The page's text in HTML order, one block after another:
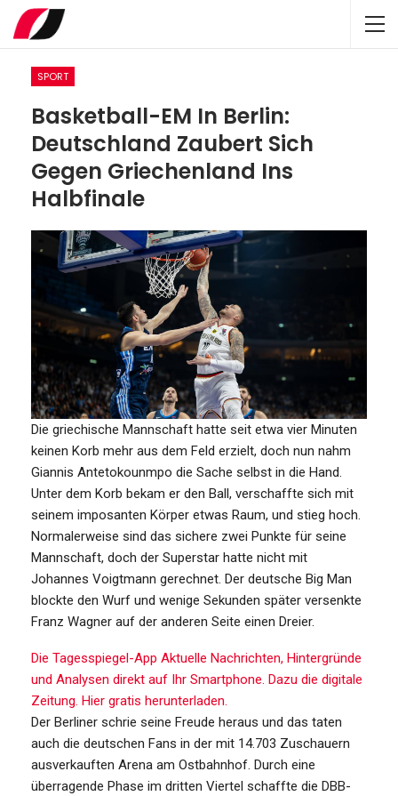
SPORT
Basketball-EM In Berlin:
Deutschland Zaubert Sich
Gegen Griechenland Ins
Halbfinale
Die griechische Mannschaft hatte seit etwa vier Minuten
keinen Korb mehr aus dem Feld erzielt, doch nun nahm
Giannis Antetokounmpo die Sache selbst in die Hand.
Unter dem Korb bekam er den Ball, verschaffte sich mit
seinem imposanten Körper etwas Raum, und stieg hoch.
Normalerweise sind das sichere zwei Punkte für seine
Mannschaft, doch der Superstar hatte nicht mit
Johannes Voigtmann gerechnet. Der deutsche Big Man
blockte den Wurf und wenige Sekunden später versenkte
Franz Wagner auf der anderen Seite einen Dreier.
Die Tagesspiegel-App Aktuelle Nachrichten, Hintergründe
und Analysen direkt auf Ihr Smartphone. Dazu die digitale
Zeitung. Hier gratis herunterladen.
Der Berliner schrie seine Freude heraus und das taten
auch die deutschen Fans in der mit 14.703 Zuschauern
ausverkauften Arena am Ostbahnhof. Durch eine
überragende Phase im dritten Viertel schaffte die DBB-